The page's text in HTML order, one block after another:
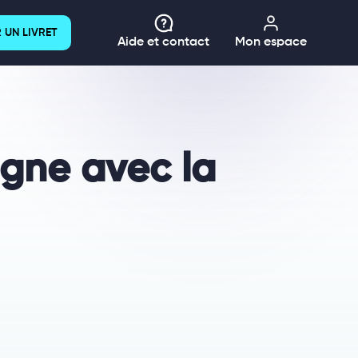
Aide et contact Mon espace
UN LIVRET
avec la